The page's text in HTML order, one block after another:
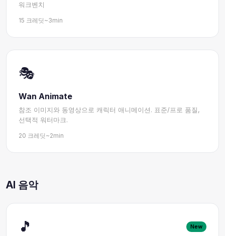
워크벤치
15 크레딧 ~3min
🎭
Wan Animate
참조 이미지와 동영상으로 캐릭터 애니메이션. 표준/프로 품질,
선택적 워터마크.
20 크레딧 ~2min
AI 음악
🎵 New